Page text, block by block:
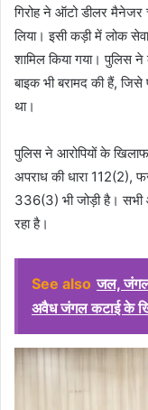
गिरोह ने ऑटो डीलर मैनेजर
लिया। इसी कड़ी में लोक
शामिल किया गया। पुलिस
बाइक भी बरामद की हैं,
था।
पुलिस ने आरोपियों के
अपराध की धारा 112(2),
336(3) भी जोड़ी है। सभी
रहा है।
See also जल,
अवैध जंगल कटाई के